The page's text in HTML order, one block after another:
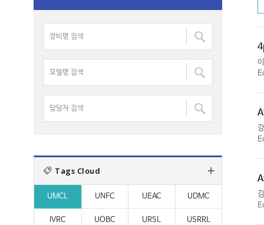
f
장
명
검
색
모
명
검
색
담
색
:
Tags Cloud
UMCL UNFC UEAC UDMC
IVRC UOBC URSL USRRL